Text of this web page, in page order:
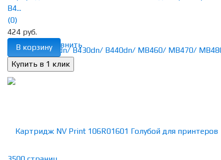
избранное сравнить
B4...
(0)
424 руб.
В корзину